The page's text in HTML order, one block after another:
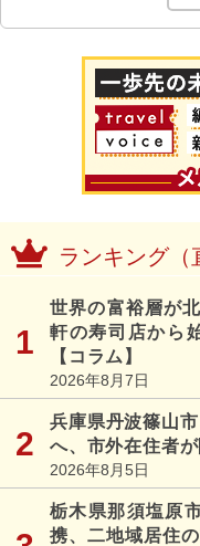
ランキング（
世界の富裕層が
軒の寿司店から
【コラム】
2026年8月7日
兵庫県丹波篠山
へ、市外在住者
2026年8月5日
栃木県那須塩原
携、二地域居住